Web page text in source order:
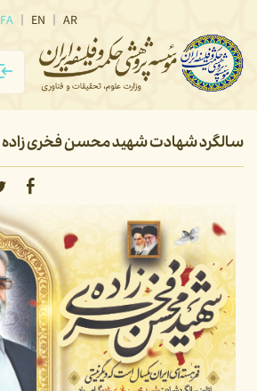
FA EN AR
سالگرد شهادت شهید محسن فخری زاده